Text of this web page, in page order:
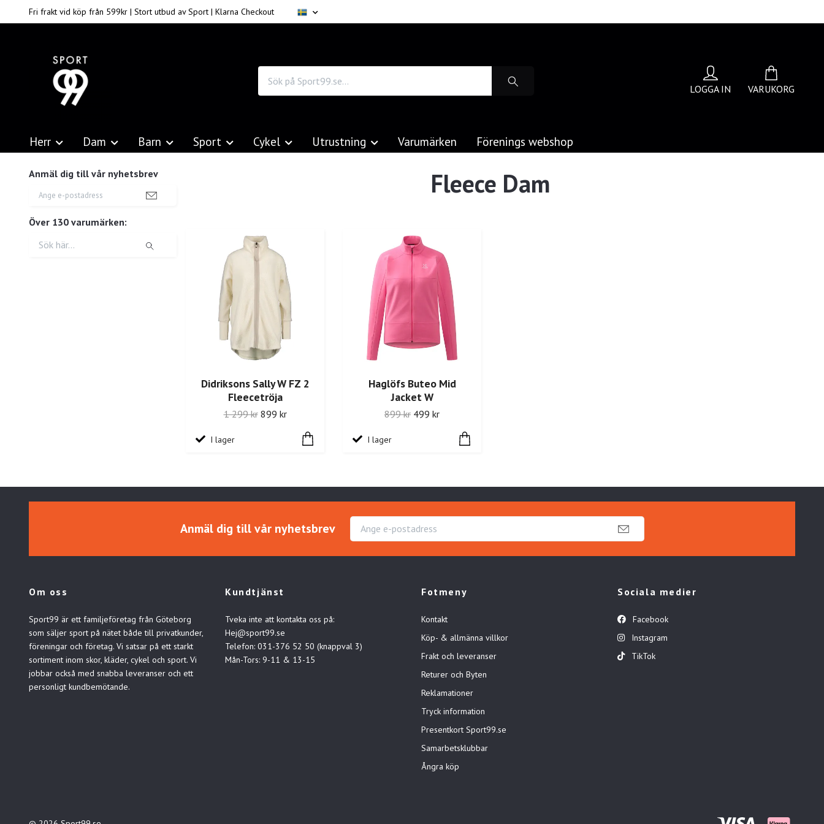
Fri frakt vid köp från 599kr | Stort utbud av Sport | Klarna Checkout
LOGGA IN VARUKORG
Herr Dam Barn Sport Cykel Utrustning Varumärken Förenings webshop
Anmäl dig till vår nyhetsbrev
Över 130 varumärken:
Fleece Dam
Didriksons Sally W FZ 2
Fleecetröja
1 299 kr 899 kr
I lager
Haglöfs Buteo Mid
Jacket W
899 kr 499 kr
I lager
Anmäl dig till vår nyhetsbrev
Om oss
Sport99 är ett familjeföretag från Göteborg
som säljer sport på nätet både till privatkunder,
föreningar och företag. Vi satsar på ett starkt
sortiment inom skor, kläder, cykel och sport. Vi
jobbar också med snabba leveranser och ett
personligt kundbemötande.
Kundtjänst
Tveka inte att kontakta oss på:
Hej@sport99.se
Telefon: 031-376 52 50 (knappval 3)
Mån-Tors: 9-11 & 13-15
Fotmeny
Kontakt
Köp- & allmänna villkor
Frakt och leveranser
Returer och Byten
Reklamationer
Tryck information
Presentkort Sport99.se
Samarbetsklubbar
Ångra köp
Sociala medier
Facebook
Instagram
TikTok